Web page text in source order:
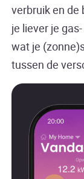
verbruik en de
je liever je
wat je
tussen de